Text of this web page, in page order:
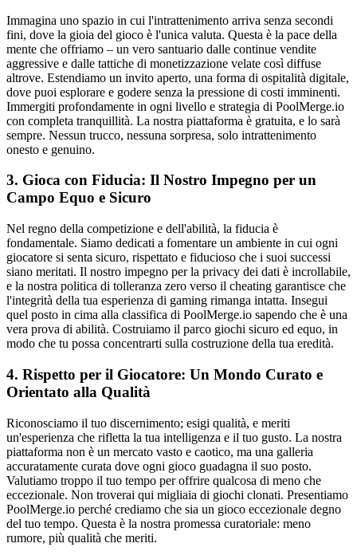
Immagina uno spazio in cui l'intrattenimento arriva senza secondi
fini, dove la gioia del gioco è l'unica valuta. Questa è la pace della
mente che offriamo – un vero santuario dalle continue vendite
aggressive e dalle tattiche di monetizzazione velate così diffuse
altrove. Estendiamo un invito aperto, una forma di ospitalità digitale,
dove puoi esplorare e godere senza la pressione di costi imminenti.
Immergiti profondamente in ogni livello e strategia di PoolMerge.io
con completa tranquillità. La nostra piattaforma è gratuita, e lo sarà
sempre. Nessun trucco, nessuna sorpresa, solo intrattenimento
onesto e genuino.
3. Gioca con Fiducia: Il Nostro Impegno per un
Campo Equo e Sicuro
Nel regno della competizione e dell'abilità, la fiducia è
fondamentale. Siamo dedicati a fomentare un ambiente in cui ogni
giocatore si senta sicuro, rispettato e fiducioso che i suoi successi
siano meritati. Il nostro impegno per la privacy dei dati è incrollabile,
e la nostra politica di tolleranza zero verso il cheating garantisce che
l'integrità della tua esperienza di gaming rimanga intatta. Insegui
quel posto in cima alla classifica di PoolMerge.io sapendo che è una
vera prova di abilità. Costruiamo il parco giochi sicuro ed equo, in
modo che tu possa concentrarti sulla costruzione della tua eredità.
4. Rispetto per il Giocatore: Un Mondo Curato e
Orientato alla Qualità
Riconosciamo il tuo discernimento; esigi qualità, e meriti
un'esperienza che rifletta la tua intelligenza e il tuo gusto. La nostra
piattaforma non è un mercato vasto e caotico, ma una galleria
accuratamente curata dove ogni gioco guadagna il suo posto.
Valutiamo troppo il tuo tempo per offrire qualcosa di meno che
eccezionale. Non troverai qui migliaia di giochi clonati. Presentiamo
PoolMerge.io perché crediamo che sia un gioco eccezionale degno
del tuo tempo. Questa è la nostra promessa curatoriale: meno
rumore, più qualità che meriti.